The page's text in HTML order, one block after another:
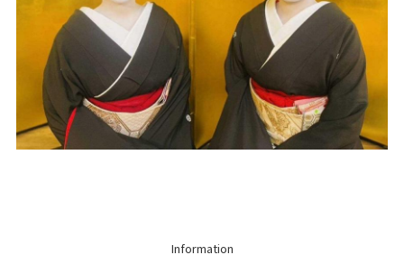
Information